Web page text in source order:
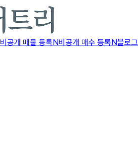
비공개 매물 등록N비공개 매수 등록N블로그